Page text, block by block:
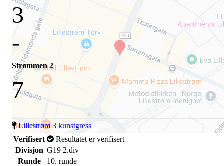
3
-
Strømmen 2
7
Lillestrøm 3 kunstgress
Verifisert
Resultatet er verifisert
Divisjon G19 2.div
Runde
10. runde